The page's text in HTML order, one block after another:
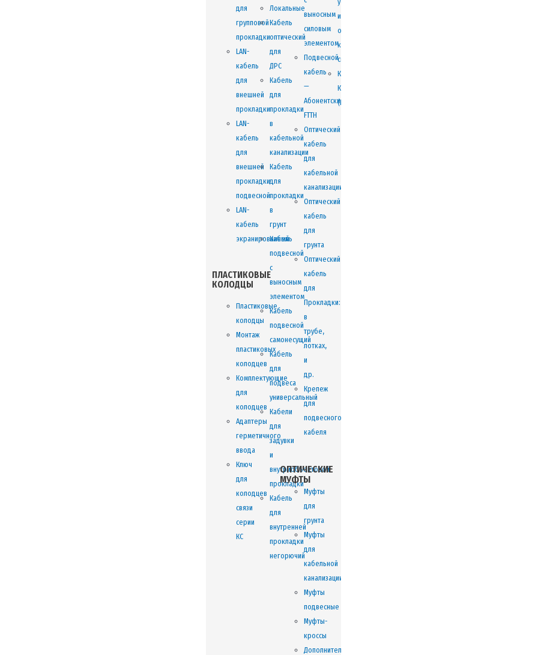
для
групповой
прокладки
LAN-
кабель
для
внешней
прокладки
LAN-
кабель
для
внешней
прокладки
подвесной
LAN-
кабель
экранированный
ПЛАСТИКОВЫЕ
КОЛОДЦЫ
Пластиковые
колодцы
Монтаж
пластиковых
колодцев
Комплектующие
для
колодцев
Адаптеры
герметичного
ввода
Ключ
для
колодцев
связи
серии
КС
Локальные
Кабель
оптический
для
ДРС
Кабель
для
прокладки
в
кабельной
канализации
Кабель
для
прокладки
в
грунт
Кабель
подвесной
с
выносным
элементом
Кабель
подвесной
самонесущий
Кабель
для
подвеса
универсальный
Кабели
для
задувки
и
внутриобъектовой
прокладки
Кабель
для
внутренней
прокладки
негорючий
выносным
силовым
элементом
Подвесной
кабель
—
Абонентский
FTTH
Оптический
кабель
для
кабельной
канализации
Оптический
кабель
для
грунта
Оптический
кабель
для
Прокладки:
в
трубе,
лотках,
и
др.
Крепеж
для
подвесного
кабеля
ОПТИЧЕСКИЕ
МУФТЫ
Муфты
для
грунта
Муфты
для
кабельной
канализации
Муфты
подвесные
Муфты-
кроссы
Дополнительные
и
оснащение
колодцев
связи
Колодцы
ККСр
(В25)